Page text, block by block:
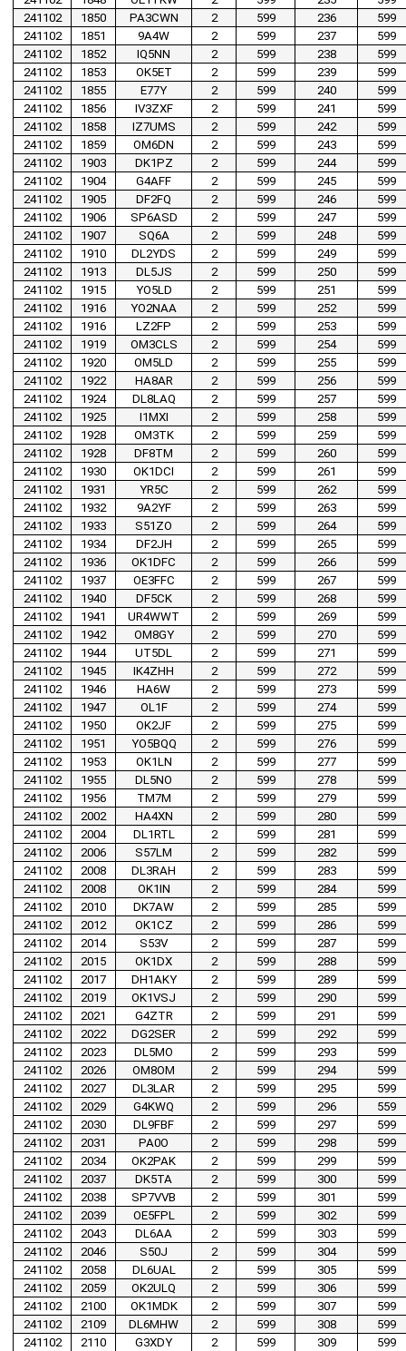
241102
1850 PA3CWN 2 599 236
599
241102
1851 9A4W 2 599 237
599
241102
1852 IQ5NN 2 599 238
599
241102
1853 OK5ET 2 599 239
599
241102
1855 E77Y 2 599 240
599
241102
1856 IV3ZXF 2 599 241
599
241102
1858 IZ7UMS 2 599 242
599
241102
1859 OM6DN 2 599 243
599
241102
1903 DK1PZ 2 599 244
599
241102
1904 G4AFF 2 599 245
599
241102
1905 DF2FQ 2 599 246
599
241102
1906 SP6ASD 2 599 247
599
241102
1907 SQ6A 2 599 248
599
241102
1910 DL2YDS 2 599 249
599
241102
1913 DL5JS 2 599 250
599
241102
1915 YO5LD 2 599 251
599
241102
1916 YO2NAA 2 599 252
599
241102
1916 LZ2FP 2 599 253
599
241102
1919 OM3CLS 2 599 254
599
241102
1920 OM5LD 2 599 255
599
241102
1922 HA8AR 2 599 256
599
241102
1924 DL8LAQ 2 599 257
599
241102
1925 I1MXI 2 599 258
599
241102
1928 OM3TK 2 599 259
599
241102
1928 DF8TM 2 599 260
599
241102
1930 OK1DCI 2 599 261
599
241102
1931 YR5C 2 599 262
599
241102
1932 9A2YF 2 599 263
599
241102
1933 S51ZO 2 599 264
599
241102
1934 DF2JH 2 599 265
599
241102
1936 OK1DFC 2 599 266
599
241102
1937 OE3FFC 2 599 267
599
241102
1940 DF5CK 2 599 268
599
241102
1941 UR4WWT 2 599 269
599
241102
1942 OM8GY 2 599 270
599
241102
1944 UT5DL 2 599 271
599
241102
1945 IK4ZHH 2 599 272
599
241102
1946 HA6W 2 599 273
599
241102
1947 OL1F 2 599 274
599
241102
1950 OK2JF 2 599 275
599
241102
1951 YO5BQQ 2 599 276
599
241102
1953 OK1LN 2 599 277
599
241102
1955 DL5NO 2 599 278
599
241102
1956 TM7M 2 599 279
599
241102
2002 HA4XN 2 599 280
599
241102
2004 DL1RTL 2 599 281
599
241102
2006 S57LM 2 599 282
599
241102
2008 DL3RAH 2 599 283
599
241102
2008 OK1IN 2 599 284
599
241102
2010 DK7AW 2 599 285
599
241102
2012 OK1CZ 2 599 286
599
241102
2014 S53V 2 599 287
599
241102
2015 OK1DX 2 599 288
599
241102
2017 DH1AKY 2 599 289
599
241102
2019 OK1VSJ 2 599 290
599
241102
2021 G4ZTR 2 599 291
599
241102
2022 DG2SER 2 599 292
599
241102
2023 DL5MO 2 599 293
599
241102
2026 OM8OM 2 599 294
599
241102
2027 DL3LAR 2 599 295
599
241102
2029 G4KWQ 2 599 296
559
241102
2030 DL9FBF 2 599 297
599
241102
2031 PA0O 2 599 298
599
241102
2034 OK2PAK 2 599 299
599
241102
2037 DK5TA 2 599 300
599
241102
2038 SP7VVB 2 599 301
599
241102
2039 OE5FPL 2 599 302
599
241102
2043 DL6AA 2 599 303
599
241102
2046 S50J 2 599 304
599
241102
2058 DL6UAL 2 599 305
599
241102
2059 OK2ULQ 2 599 306
599
241102
2100 OK1MDK 2 599 307
599
241102
2109 DL6MHW 2 599 308
599
241102
2110 G3XDY 2 599 309
599